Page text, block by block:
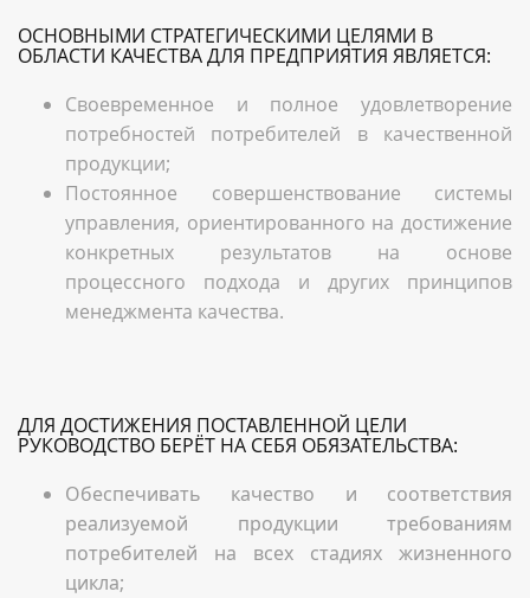
ОСНОВНЫМИ СТРАТЕГИЧЕСКИМИ ЦЕЛЯМИ В
ОБЛАСТИ КАЧЕСТВА ДЛЯ ПРЕДПРИЯТИЯ ЯВЛЯЕТСЯ:
Своевременное и полное удовлетворение
потребностей потребителей в качественной
продукции;
Постоянное совершенствование системы
управления, ориентированного на достижение
конкретных результатов на основе
процессного подхода и других принципов
менеджмента качества.
ДЛЯ ДОСТИЖЕНИЯ ПОСТАВЛЕННОЙ ЦЕЛИ
РУКОВОДСТВО БЕРЁТ НА СЕБЯ ОБЯЗАТЕЛЬСТВА:
Обеспечивать качество и соответствия
реализуемой продукции требованиям
потребителей на всех стадиях жизненного
цикла;